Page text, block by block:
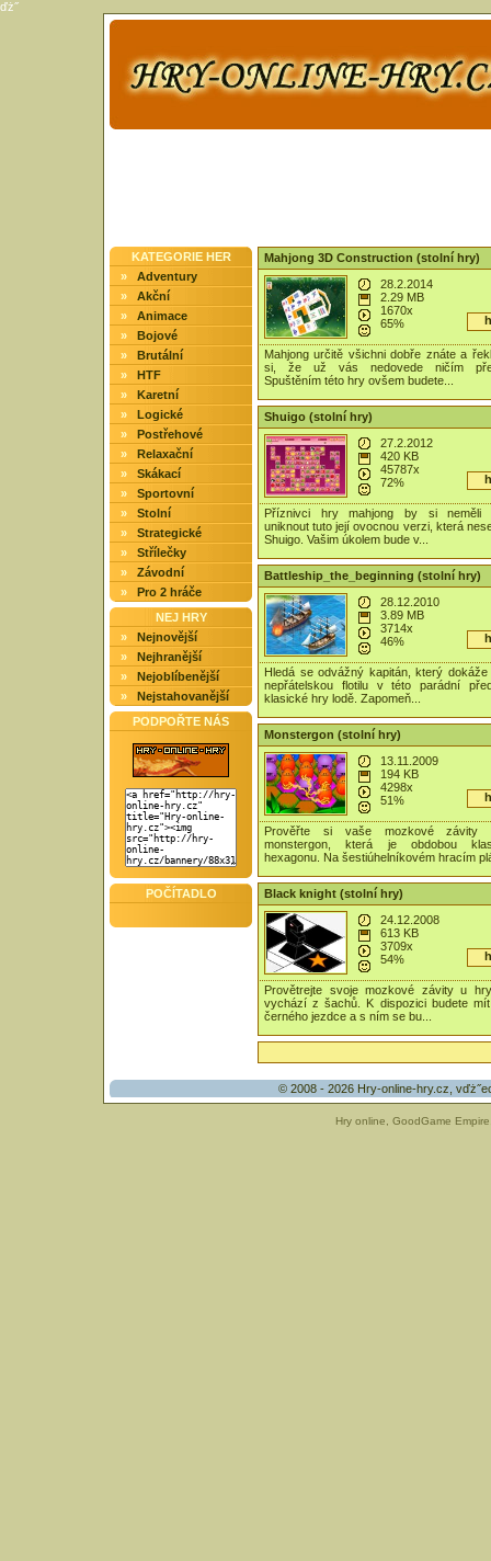
ďż˝
KATEGORIE HER
» Adventury
» Akční
» Animace
» Bojové
» Brutální
» HTF
» Karetní
» Logické
» Postřehové
» Relaxační
» Skákací
» Sportovní
» Stolní
» Strategické
» Střílečky
» Závodní
» Pro 2 hráče
NEJ HRY
» Nejnovější
» Nejhranější
» Nejoblíbenější
» Nejstahovanější
PODPOŘTE NÁS
POČÍTADLO
Mahjong 3D Construction (stolní hry)
28.2.2014
2.29 MB
1670x
65%
Mahjong určitě všichni dobře znáte a
si, že už vás nedovede ničím
Spuštěním této hry ovšem budete...
Shuigo (stolní hry)
27.2.2012
420 KB
45787x
72%
Příznivci hry mahjong by si neměli
uniknout tuto její ovocnou verzi, která
Shuigo. Vašim úkolem bude v...
Battleship_the_beginning (stolní hry)
28.12.2010
3.89 MB
3714x
46%
Hledá se odvážný kapitán, který dokáže
nepřátelskou flotilu v této parádní
klasické hry lodě. Zapomeň...
Monstergon (stolní hry)
13.11.2009
194 KB
4298x
51%
Prověřte si vaše mozkové
monstergon, která je obdobou
hexagonu. Na šestiúhelníkovém hracím
Black knight (stolní hry)
24.12.2008
613 KB
3709x
54%
Provětrejte svoje mozkové závity u
vychází z šachů. K dispozici budete
černého jezdce a s ním se bu...
© 2008 - 2026 Hry-online-hry.cz ,
Hry online GoodGame Empire